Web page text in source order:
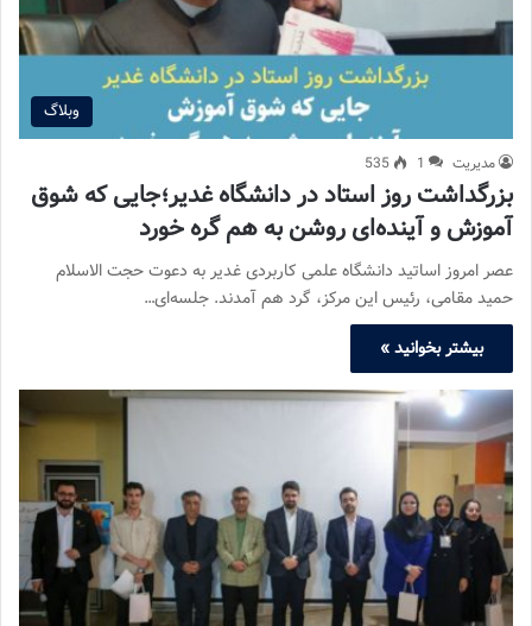
وبلاگ
مدیریت 1
535
بزرگداشت روز استاد در دانشگاه غدیر؛جایی که شوق
آموزش و آینده‌ای روشن به هم گره خورد
عصر امروز اساتید دانشگاه علمی کاربردی غدیر به دعوت حجت الاسلام
حمید مقامی، رئیس این مرکز، گرد هم آمدند. جلسه‌ای…
بیشتر بخوانید »